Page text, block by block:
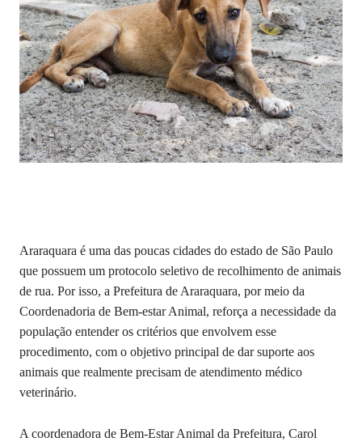
Araraquara é uma das poucas cidades do estado de São Paulo
que possuem um protocolo seletivo de recolhimento de animais
de rua. Por isso, a Prefeitura de Araraquara, por meio da
Coordenadoria de Bem-estar Animal, reforça a necessidade da
população entender os critérios que envolvem esse
procedimento, com o objetivo principal de dar suporte aos
animais que realmente precisam de atendimento médico
veterinário.
A coordenadora de Bem-Estar Animal da Prefeitura, Carol